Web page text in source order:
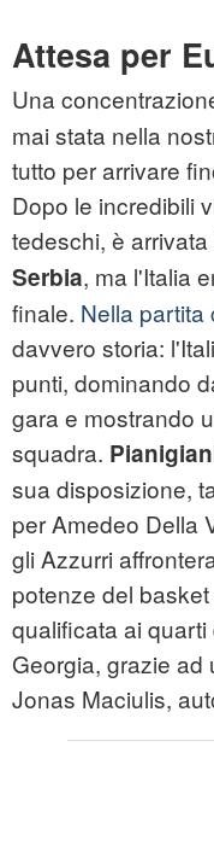
Attesa per
Una
mai stata nella
tutto per arrivare
Dopo le incredibili
tedeschi, è
Serbia, ma l'Italia
finale. Nella partita
davvero storia:
punti, dominando
gara e mostrando
squadra.
sua disposizione,
per Amedeo Della
gli Azzurri
potenze del
qualificata ai
Georgia, grazie ad
Jonas Maciulis,